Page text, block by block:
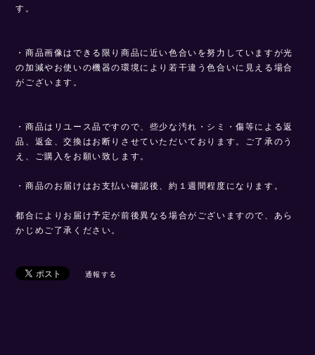
す。
・商品画像はできる限り商品に近い色合いを努力していますが光
の加減やお使いの機器の環境により若干違う色合いに見える場合
がございます。
・商品はリユース品ですので、些少な汚れ・シミ・傷等による返
品、返金、交換はお断りさせていただいております。ご了承のう
え、ご購入をお願い致します。
・商品のお届けはお支払い確認後、約１週間程度になります。
都合によりお届け予定が前後異なる場合がございますので、あら
かじめご了承ください。
通報する